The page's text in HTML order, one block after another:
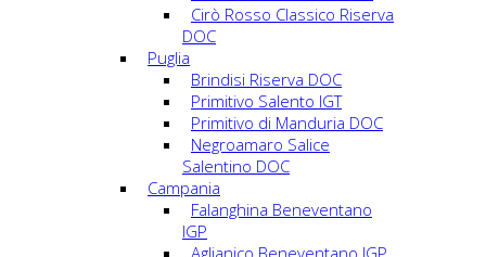
Cirò Rosso Classico Riserva
DOC
Puglia
Brindisi Riserva DOC
Primitivo Salento IGT
Primitivo di Manduria DOC
Negroamaro Salice
Salentino DOC
Campania
Falanghina Beneventano
IGP
Aglianico Beneventano IGP